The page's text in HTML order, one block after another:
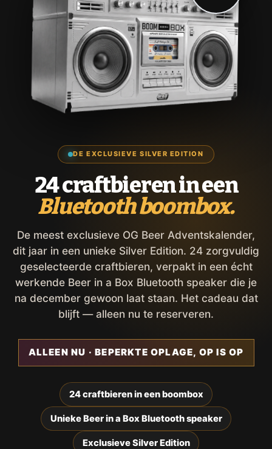
DE EXCLUSIEVE SILVER EDITION
24 craftbieren in een
Bluetooth boombox.
De meest exclusieve OG Beer Adventskalender,
dit jaar in een unieke Silver Edition. 24 zorgvuldig
geselecteerde craftbieren, verpakt in een écht
werkende Beer in a Box Bluetooth speaker die je
na december gewoon laat staan. Het cadeau dat
blijft — alleen nu te reserveren.
ALLEEN NU · BEPERKTE OPLAGE, OP IS OP
24 craftbieren in een boombox
Unieke Beer in a Box Bluetooth speaker
Exclusieve Silver Edition